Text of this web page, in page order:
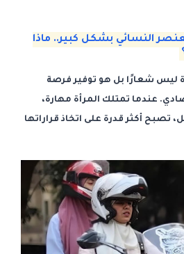
النسائي بشكل كبير.. ماذا
ليس شعارًا بل هو توفير فرصة
عندما تمتلك المرأة مهارة،
تصبح أكثر قدرة على اتخاذ قراراتها